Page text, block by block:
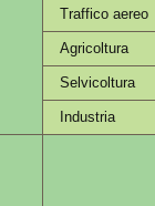
Traffico aereo
Agricoltura
Selvicoltura
Industria